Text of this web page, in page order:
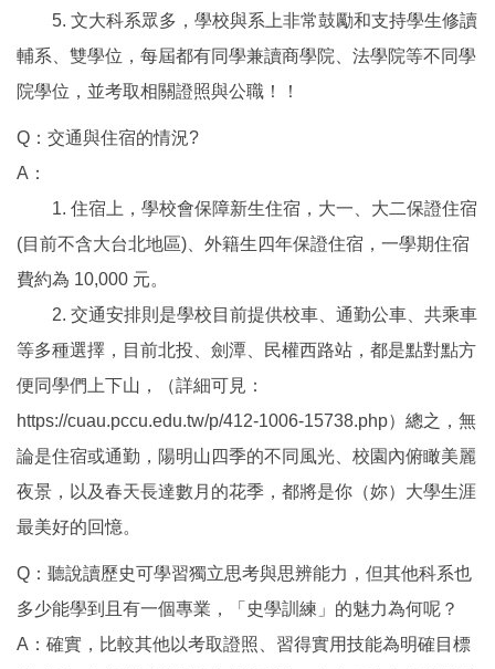
5. 文大科系眾多，學校與系上非常鼓勵和支持學生修讀
輔系、雙學位，每屆都有同學兼讀商學院、法學院等不同學
院學位，並考取相關證照與公職！！
Q：交通與住宿的情況?
A：
1. 住宿上，學校會保障新生住宿，大一、大二保證住宿
(目前不含大台北地區)、外籍生四年保證住宿，一學期住宿
費約為 10,000 元。
2. 交通安排則是學校目前提供校車、通勤公車、共乘車
等多種選擇，目前北投、劍潭、民權西路站，都是點對點方
便同學們上下山，（詳細可見：
https://cuau.pccu.edu.tw/p/412-1006-15738.php）總之，無
論是住宿或通勤，陽明山四季的不同風光、校園內俯瞰美麗
夜景，以及春天長達數月的花季，都將是你（妳）大學生涯
最美好的回憶。
Q：聽說讀歷史可學習獨立思考與思辨能力，但其他科系也
多少能學到且有一個專業，「史學訓練」的魅力為何呢？
A：確實，比較其他以考取證照、習得實用技能為明確目標